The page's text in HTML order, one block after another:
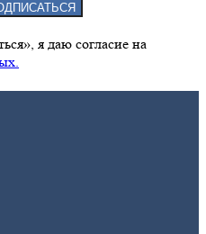
я даю cогласие на